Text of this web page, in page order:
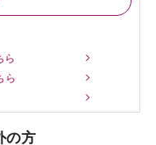
ら
ら
の方